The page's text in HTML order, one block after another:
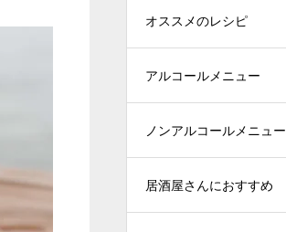
白・無色
オススメのレシピ
アルコールメニュー
ノンアルコールメニュー
居酒屋さんにおすすめ